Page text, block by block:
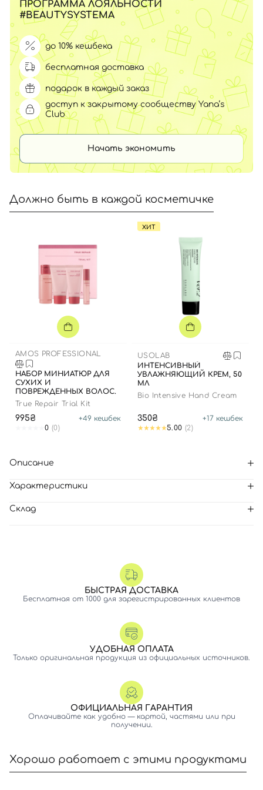
ПРОГРАММА ЛОЯЛЬНОСТИ
#BEAUTYSYSTEMA
до 10% кешбека
бесплатная доставка
подарок в каждый заказ
доступ к закрытому сообществу Yana’s
Club
Начать экономить
Должно быть в каждой косметичке
AMOS PROFESSIONAL
НАБОР МИНИАТЮР ДЛЯ
СУХИХ И
ПОВРЕЖДЕННЫХ ВОЛОС.
True Repair Trial Kit
995₴ +49 кешбек
0 (0)
ХИТ
USOLAB
ИНТЕНСИВНЫЙ
УВЛАЖНЯЮЩИЙ КРЕМ, 50
МЛ
Bio Intensive Hand Cream
350₴ +17 кешбек
5.00 (2)
Описание
Характеристики
Склад
БЫСТРАЯ ДОСТАВКА
Бесплатная от 1000 для зарегистрированных клиентов
УДОБНАЯ ОПЛАТА
Только оригинальная продукция из официальных источников.
ОФИЦИАЛЬНАЯ ГАРАНТИЯ
Оплачивайте как удобно — картой, частями или при
получении.
Хорошо работает с этими продуктами